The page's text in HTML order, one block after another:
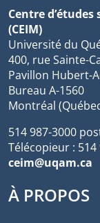
Centre
(CEIM)
Université du
400, rue Sainte-
Pavillon Hubert-
Bureau A-1560
Montréal
514 987-3000
Télécopieur : 514
ceim@uqam.ca
À PROPOS